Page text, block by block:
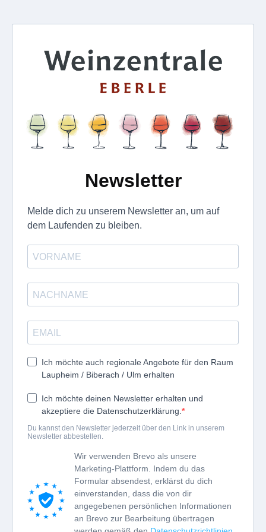
Newsletter
Melde dich zu unserem Newsletter an, um auf
dem Laufenden zu bleiben.
Ich möchte auch regionale Angebote für den Raum
Laupheim / Biberach / Ulm erhalten
Ich möchte deinen Newsletter erhalten und
akzeptiere die Datenschutzerklärung.
Du kannst den Newsletter jederzeit über den Link in unserem
Newsletter abbestellen.
Wir verwenden Brevo als unsere
Marketing-Plattform. Indem du das
Formular absendest, erklärst du dich
einverstanden, dass die von dir
angegebenen persönlichen Informationen
an Brevo zur Bearbeitung übertragen